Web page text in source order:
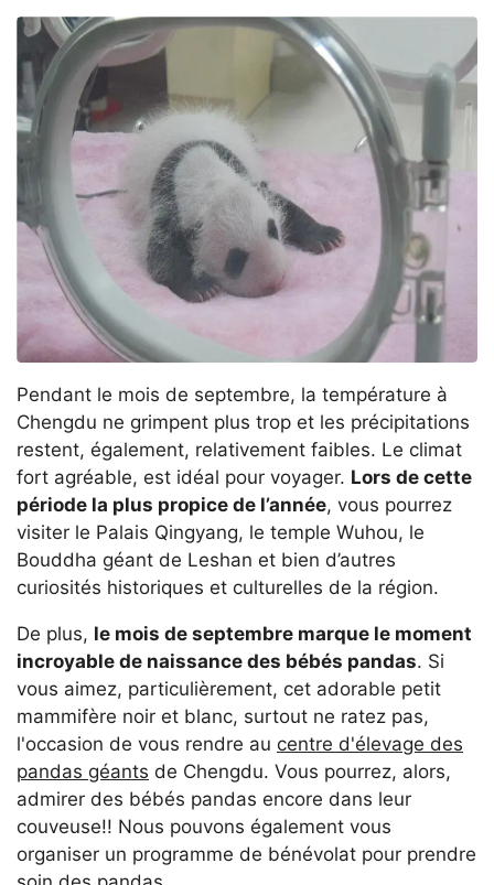
Pendant le mois de septembre, la température à
Chengdu ne grimpent plus trop et les précipitations
restent, également, relativement faibles. Le climat
fort agréable, est idéal pour voyager. Lors de cette
période la plus propice de l’année, vous pourrez
visiter le Palais Qingyang, le temple Wuhou, le
Bouddha géant de Leshan et bien d’autres
curiosités historiques et culturelles de la région.
De plus, le mois de septembre marque le moment
incroyable de naissance des bébés pandas. Si
vous aimez, particulièrement, cet adorable petit
mammifère noir et blanc, surtout ne ratez pas,
l'occasion de vous rendre au centre d'élevage des
pandas géants de Chengdu. Vous pourrez, alors,
admirer des bébés pandas encore dans leur
couveuse!! Nous pouvons également vous
organiser un programme de bénévolat pour prendre